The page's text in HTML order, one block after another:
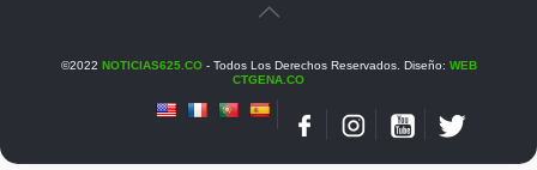
©2022 NOTICIAS625.CO- Todos Los Derechos Reservados. Diseño: WEB
CTGENA.CO